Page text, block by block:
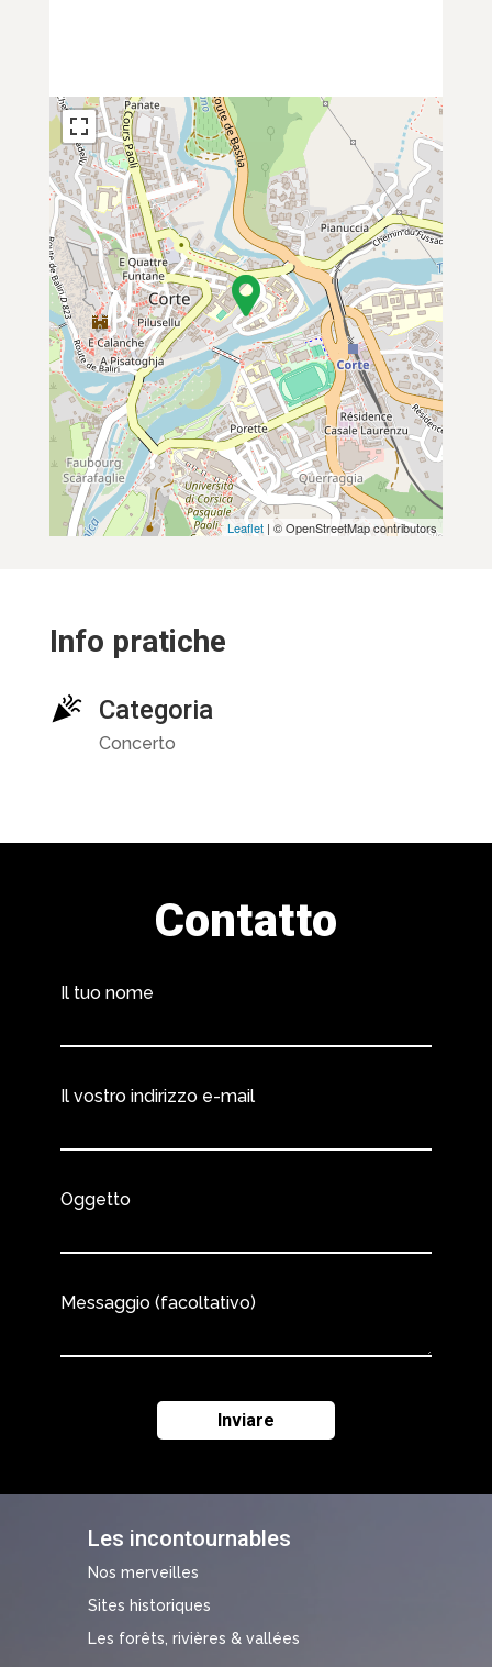
Leaflet | © OpenStreetMap contributors
Info pratiche
Categoria
Concerto
Les incontournables
Nos merveilles
Sites historiques
Les forêts, rivières & vallées
Contatto
Il tuo nome
Il vostro indirizzo e-mail
Oggetto
Messaggio (facoltativo)